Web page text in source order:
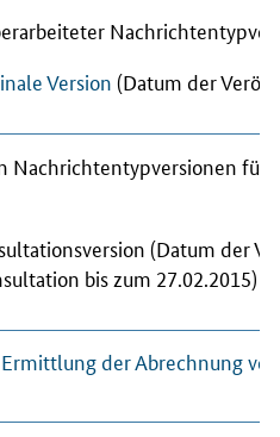
Version (Datum der
Nachrichtentypversionen für
(Datum der
bis zum 27.02.2015)
Ermittlung der Abrechnung